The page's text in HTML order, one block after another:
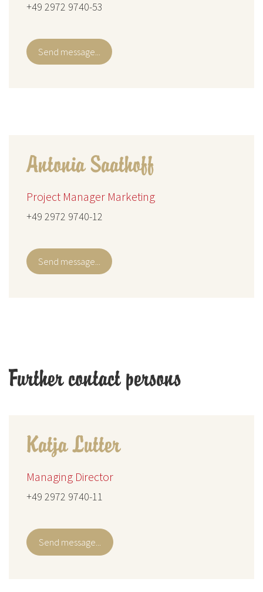
+49 2972 9740-53
Send message...
Antonia Saathoff
Project Manager Marketing
+49 2972 9740-12
Send message...
Further contact persons
Katja Lutter
Managing Director
+49 2972 9740-11
Send message...